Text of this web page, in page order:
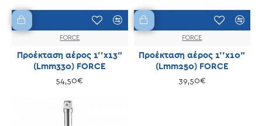
FORCE
Προέκταση αέρος 1''x13"
(Lmm330) FORCE
54,50€
FORCE
Προέκταση αέρος 1''x10"
(Lmm250) FORCE
39,50€